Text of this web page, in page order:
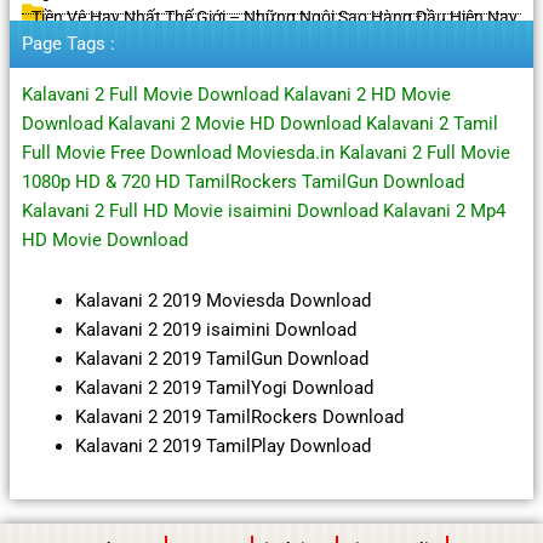
Tiền Vệ Hay Nhất Thế Giới – Những Ngôi Sao Hàng Đầu Hiện Nay
Page Tags :
Kalavani 2 Full Movie Download Kalavani 2 HD Movie
Download Kalavani 2 Movie HD Download Kalavani 2 Tamil
Full Movie Free Download Moviesda.in Kalavani 2 Full Movie
1080p HD & 720 HD TamilRockers TamilGun Download
Kalavani 2 Full HD Movie isaimini Download Kalavani 2 Mp4
HD Movie Download
Kalavani 2 2019 Moviesda Download
Kalavani 2 2019 isaimini Download
Kalavani 2 2019 TamilGun Download
Kalavani 2 2019 TamilYogi Download
Kalavani 2 2019 TamilRockers Download
Kalavani 2 2019 TamilPlay Download